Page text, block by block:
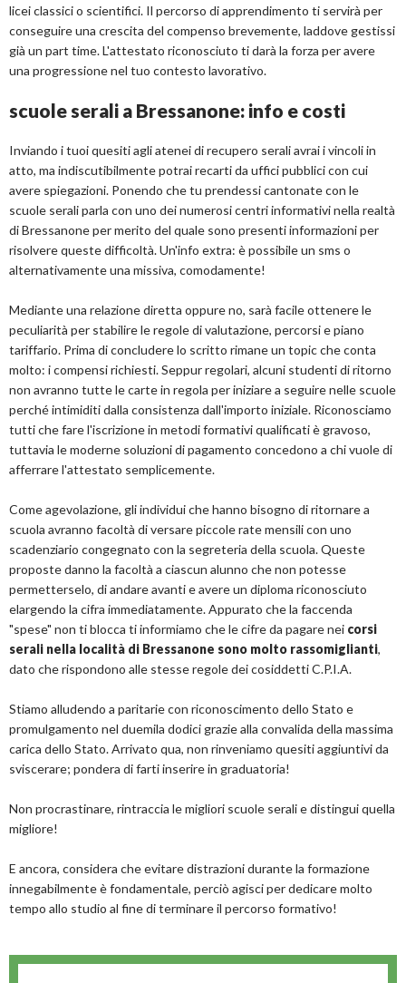
licei classici o scientifici. Il percorso di apprendimento ti servirà per
conseguire una crescita del compenso brevemente, laddove gestissi
già un part time. L'attestato riconosciuto ti darà la forza per avere
una progressione nel tuo contesto lavorativo.
scuole serali a Bressanone: info e costi
Inviando i tuoi quesiti agli atenei di recupero serali avrai i vincoli in
atto, ma indiscutibilmente potrai recarti da uffici pubblici con cui
avere spiegazioni. Ponendo che tu prendessi cantonate con le
scuole serali parla con uno dei numerosi centri informativi nella realtà
di Bressanone per merito del quale sono presenti informazioni per
risolvere queste difficoltà. Un'info extra: è possibile un sms o
alternativamente una missiva, comodamente!
Mediante una relazione diretta oppure no, sarà facile ottenere le
peculiarità per stabilire le regole di valutazione, percorsi e piano
tariffario. Prima di concludere lo scritto rimane un topic che conta
molto: i compensi richiesti. Seppur regolari, alcuni studenti di ritorno
non avranno tutte le carte in regola per iniziare a seguire nelle scuole
perché intimiditi dalla consistenza dall'importo iniziale. Riconosciamo
tutti che fare l'iscrizione in metodi formativi qualificati è gravoso,
tuttavia le moderne soluzioni di pagamento concedono a chi vuole di
afferrare l'attestato semplicemente.
Come agevolazione, gli individui che hanno bisogno di ritornare a
scuola avranno facoltà di versare piccole rate mensili con uno
scadenziario congegnato con la segreteria della scuola. Queste
proposte danno la facoltà a ciascun alunno che non potesse
permetterselo, di andare avanti e avere un diploma riconosciuto
elargendo la cifra immediatamente. Appurato che la faccenda
"spese" non ti blocca ti informiamo che le cifre da pagare nei corsi
serali nella località di Bressanone sono molto rassomiglianti,
dato che rispondono alle stesse regole dei cosiddetti C.P.I.A.
Stiamo alludendo a paritarie con riconoscimento dello Stato e
promulgamento nel duemila dodici grazie alla convalida della massima
carica dello Stato. Arrivato qua, non rinveniamo quesiti aggiuntivi da
sviscerare; pondera di farti inserire in graduatoria!
Non procrastinare, rintraccia le migliori scuole serali e distingui quella
migliore!
E ancora, considera che evitare distrazioni durante la formazione
innegabilmente è fondamentale, perciò agisci per dedicare molto
tempo allo studio al fine di terminare il percorso formativo!